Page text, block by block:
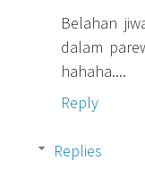
Belahan
dalam
hahaha....
Reply
Replies